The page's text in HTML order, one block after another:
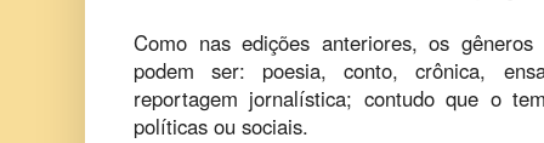
Como nas edições anteriores, os
podem ser: poesia, conto, crônica,
reportagem jornalística; contudo que o
políticas ou sociais.